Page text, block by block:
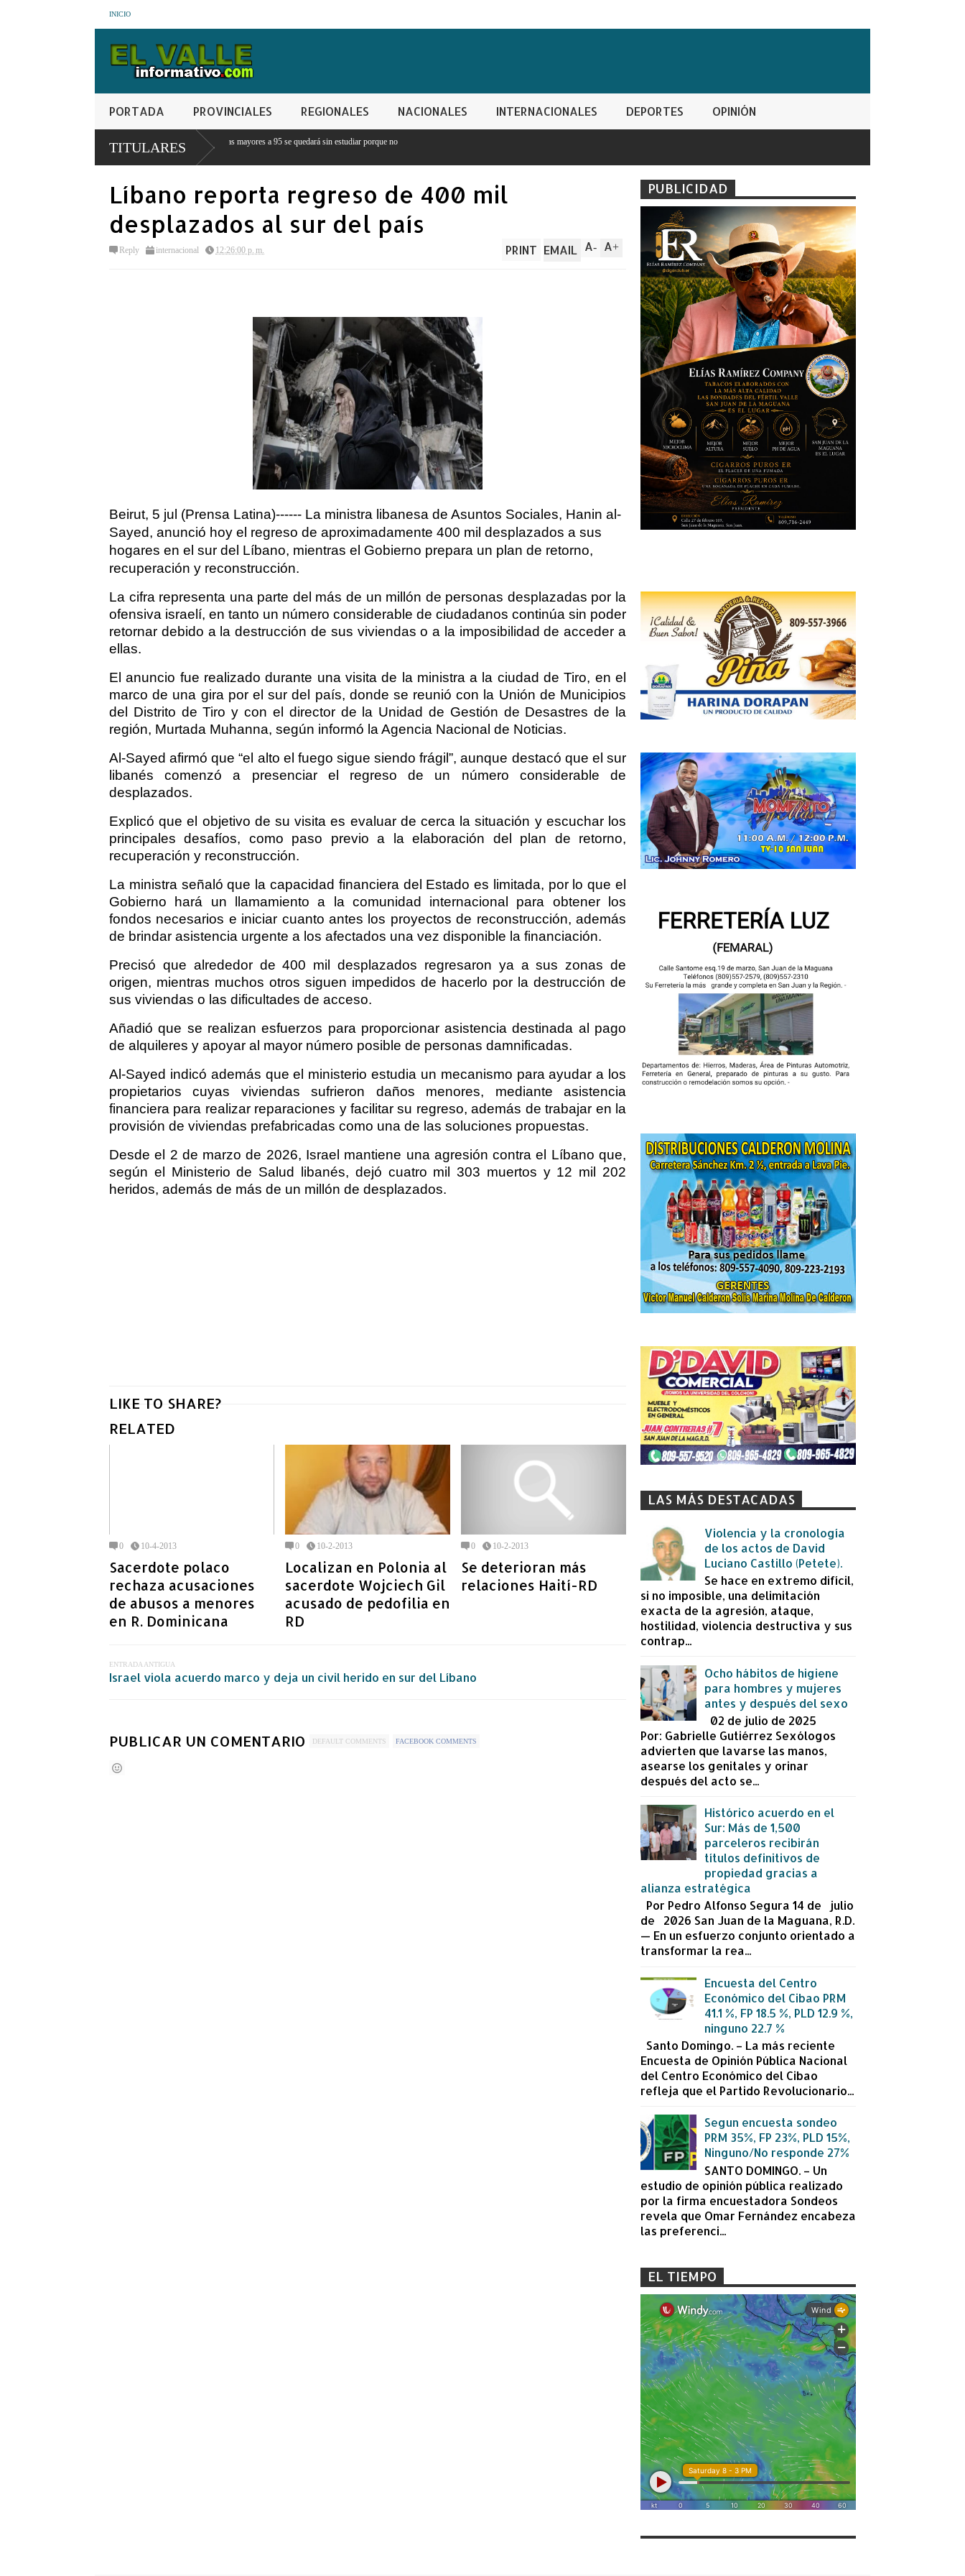
INICIO
PORTADA PROVINCIALES REGIONALES NACIONALES INTERNACIONALES DEPORTES OPINIÓN
TITULARES
Ningún estudiante con notas mayores a 95 se quedará sin estudiar porque no
Líbano reporta regreso de 400 mil
desplazados al sur del país
Reply internacional 12:26:00 p. m. A+
A-
PRINT EMAIL
Beirut, 5 jul (Prensa Latina)------ La ministra libanesa de Asuntos Sociales, Hanin al-
Sayed, anunció hoy el regreso de aproximadamente 400 mil desplazados a sus
hogares en el sur del Líbano, mientras el Gobierno prepara un plan de retorno,
recuperación y reconstrucción.
La cifra representa una parte del más de un millón de personas desplazadas por la
ofensiva israelí, en tanto un número considerable de ciudadanos continúa sin poder
retornar debido a la destrucción de sus viviendas o a la imposibilidad de acceder a
ellas.
El anuncio fue realizado durante una visita de la ministra a la ciudad de Tiro, en el
marco de una gira por el sur del país, donde se reunió con la Unión de Municipios
del Distrito de Tiro y con el director de la Unidad de Gestión de Desastres de la
región, Murtada Muhanna, según informó la Agencia Nacional de Noticias.
Al-Sayed afirmó que “el alto el fuego sigue siendo frágil”, aunque destacó que el sur
libanés comenzó a presenciar el regreso de un número considerable de
desplazados.
Explicó que el objetivo de su visita es evaluar de cerca la situación y escuchar los
principales desafíos, como paso previo a la elaboración del plan de retorno,
recuperación y reconstrucción.
La ministra señaló que la capacidad financiera del Estado es limitada, por lo que el
Gobierno hará un llamamiento a la comunidad internacional para obtener los
fondos necesarios e iniciar cuanto antes los proyectos de reconstrucción, además
de brindar asistencia urgente a los afectados una vez disponible la financiación.
Precisó que alrededor de 400 mil desplazados regresaron ya a sus zonas de
origen, mientras muchos otros siguen impedidos de hacerlo por la destrucción de
sus viviendas o las dificultades de acceso.
Añadió que se realizan esfuerzos para proporcionar asistencia destinada al pago
de alquileres y apoyar al mayor número posible de personas damnificadas.
Al-Sayed indicó además que el ministerio estudia un mecanismo para ayudar a los
propietarios cuyas viviendas sufrieron daños menores, mediante asistencia
financiera para realizar reparaciones y facilitar su regreso, además de trabajar en la
provisión de viviendas prefabricadas como una de las soluciones propuestas.
Desde el 2 de marzo de 2026, Israel mantiene una agresión contra el Líbano que,
según el Ministerio de Salud libanés, dejó cuatro mil 303 muertos y 12 mil 202
heridos, además de más de un millón de desplazados.
LIKE TO SHARE?
RELATED
0 10-4-2013
Sacerdote polaco
rechaza acusaciones
de abusos a menores
en R. Dominicana
0 10-2-2013
Localizan en Polonia al
sacerdote Wojciech Gil
acusado de pedofilia en
RD
0 10-2-2013
Se deterioran más
relaciones Haití-RD
ENTRADA ANTIGUA
Israel viola acuerdo marco y deja un civil herido en sur del Líbano
PUBLICAR UN COMENTARIO DEFAULT COMMENTS FACEBOOK COMMENTS
PUBLICIDAD
LAS MÁS DESTACADAS
Violencia y la cronología
de los actos de David
Luciano Castillo (Petete).
Se hace en extremo difícil,
si no imposible, una delimitación
exacta de la agresión, ataque,
hostilidad, violencia destructiva y sus
contrap...
Ocho hábitos de higiene
para hombres y mujeres
antes y después del sexo
02 de julio de 2025
Por: Gabrielle Gutiérrez Sexólogos
advierten que lavarse las manos,
asearse los genitales y orinar
después del acto se...
Histórico acuerdo en el
Sur: Más de 1,500
parceleros recibirán
títulos definitivos de
propiedad gracias a
alianza estratégica
Por Pedro Alfonso Segura 14 de julio
de 2026 San Juan de la Maguana, R.D.
— En un esfuerzo conjunto orientado a
transformar la rea...
Encuesta del Centro
Económico del Cibao PRM
41.1 %, FP 18.5 %, PLD 12.9 %,
ninguno 22.7 %
Santo Domingo. – La más reciente
Encuesta de Opinión Pública Nacional
del Centro Económico del Cibao
refleja que el Partido Revolucionario...
Segun encuesta sondeo
PRM 35%, FP 23%, PLD 15%,
Ninguno/No responde 27%
SANTO DOMINGO. – Un
estudio de opinión pública realizado
por la firma encuestadora Sondeos
revela que Omar Fernández encabeza
las preferenci...
EL TIEMPO